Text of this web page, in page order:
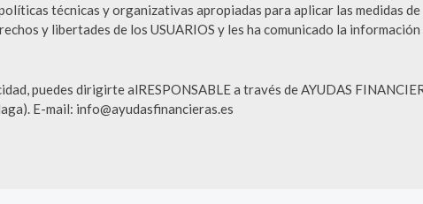
técnicas y organizativas apropiadas para aplicar las medidas
y libertades de los USUARIOS y les ha comunicado la información
puedes dirigirte alRESPONSABLE a través de AYUDAS
E-mail: info@ayudasfinancieras.es